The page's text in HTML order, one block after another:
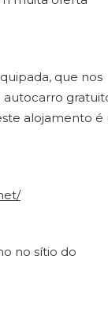
que nos
autocarro
alojamento é
no sítio do